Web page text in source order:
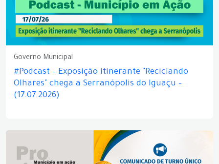
Governo Municipal
#Podcast – Exposição itinerante "Reciclando
Olhares" chega a Serranópolis do Iguaçu –
(17.07.2026)